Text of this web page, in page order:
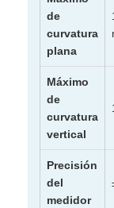
de
curvatura
plana
Máximo
de
curvatura
vertical
Precisión
del
medidor